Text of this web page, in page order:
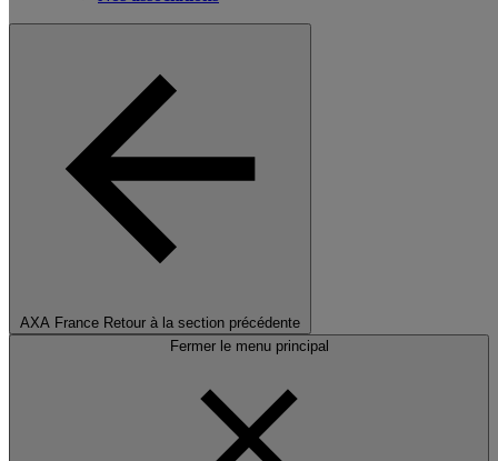
AXA France Retour à la section précédente
Fermer le menu principal